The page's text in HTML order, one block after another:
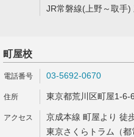
JR常磐線(上野～取手
町屋校
03-5692-0670
東京都荒川区町屋1-6-
京成本線 町屋より 徒
東京さくらトラム（